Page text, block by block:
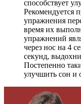
способствует
Рекомендуется
упражнения
время их
упражнений
через нос на 4
секунд,
Постепенно
улучшить сон и